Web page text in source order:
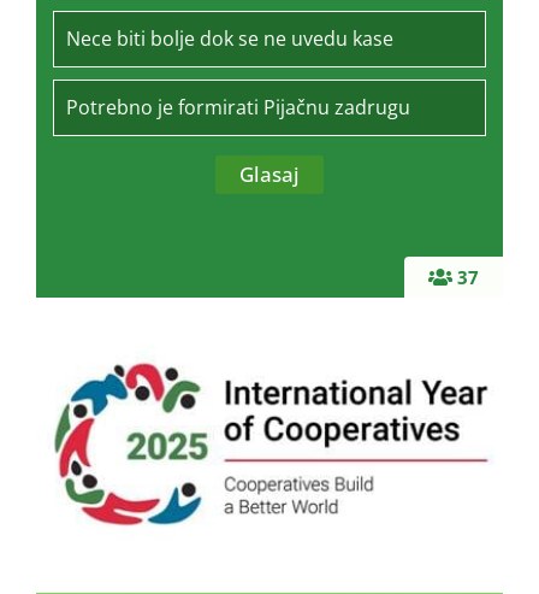
37
Nece biti bolje dok se ne uvedu kase
Potrebno je formirati Pijačnu zadrugu